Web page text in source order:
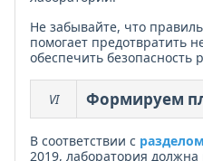
Не забывайте, что
помогает предотвратить
обеспечить безопасность
VI Формируем
В соответствии с
2019, лаборатория